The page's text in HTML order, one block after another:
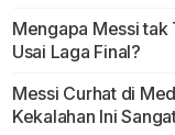
Mengapa Messi
Usai Laga Final?
Messi Curhat di
Kekalahan Ini